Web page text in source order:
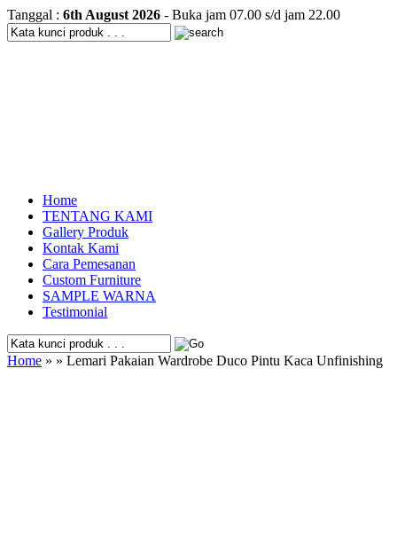
Tanggal : 6th August 2026 - Buka jam 07.00 s/d jam 22.00
Home
TENTANG KAMI
Gallery Produk
Kontak Kami
Cara Pemesanan
Custom Furniture
SAMPLE WARNA
Testimonial
Home » » Lemari Pakaian Wardrobe Duco Pintu Kaca Unfinishing